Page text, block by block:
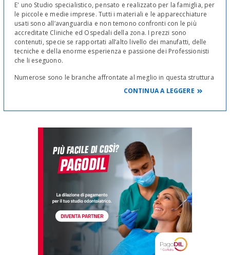
E' uno Studio specialistico, pensato e realizzato per la famiglia, per
le piccole e medie imprese. Tutti i materiali e le apparecchiature
usati sono all’avanguardia e non temono confronti con le più
accreditate Cliniche ed Ospedali della zona. I prezzi sono
contenuti, specie se rapportati all’alto livello dei manufatti, delle
tecniche e della enorme esperienza e passione dei Professionisti
che li eseguono.
Numerose sono le branche affrontate al meglio in questa struttura
sia dal titolare che da collaboratori medici specialisti:
L'Odontoiatria pediatrica (pedodonzia)
La Ricostruzione Estetica dei denti
L'Endodonzia (devitalizzazione, terapia canalare,
ritrattamento)
L'Implantologia.
Tutte le cure vengono eseguite con l’ausilio importantissimo del
Microscopio operatorio, che migliora la qualità delle prestazioni
Curriculum vitae del dr. Giuseppe Minacori: - laureato a
Palermo in Odontoiatria e Protesi dentaria con 110/110 e lode e
tesi degna di menzione - Socio AIO (Associazione Italiana
Odontoiatri), consigliere AIO sezione di Palermo con la carica di
CONTINUA A LEGGERE